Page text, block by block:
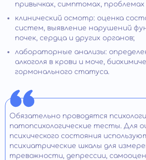
привычках, симптомах,
клинический осмотр: оценка
систем, выявление нарушений
почек, сердца и других органов;
лабораторные анализы:
алкоголя в крови и моче,
гормонального статуса.
Обязательно проводятся
патопсихологические тесты. Для
психического состояния
психиатрические шкалы для
тревожности, депрессии,